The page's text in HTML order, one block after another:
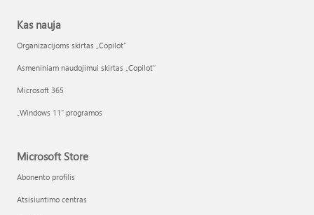
Kas nauja
Organizacijoms skirtas „Copilot“
Asmeniniam naudojimui skirtas „Copilot“
Microsoft 365
„Windows 11“ programos
Microsoft Store
Abonento profilis
Atsisiuntimo centras